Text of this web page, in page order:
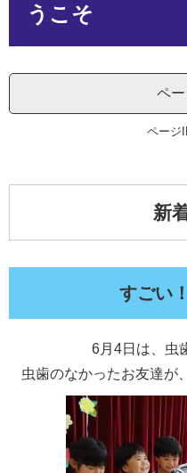
うこそ
ペ
ページ
新
すごい
6月4日は、虫
虫歯のなかったお友達が